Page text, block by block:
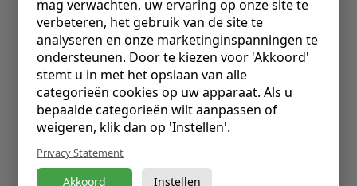
mag verwachten, uw ervaring op onze site te
verbeteren, het gebruik van de site te
analyseren en onze marketinginspanningen te
ondersteunen. Door te kiezen voor 'Akkoord'
stemt u in met het opslaan van alle
categorieën cookies op uw apparaat. Als u
bepaalde categorieën wilt aanpassen of
weigeren, klik dan op 'Instellen'.
Privacy Statement
Akkoord Instellen